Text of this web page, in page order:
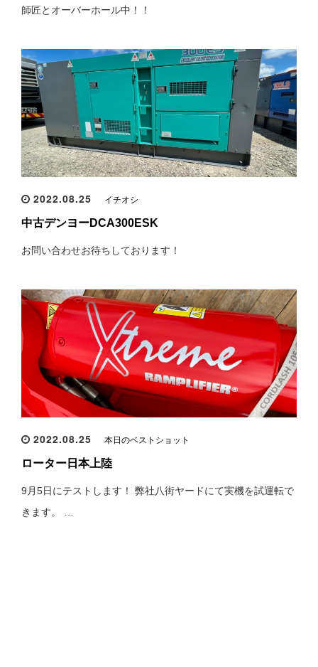
師匠とオーバーホール中！！
2022.08.25 イチオシ
中古デンヨーDCA300ESK
お問い合わせお待ちしております！
2022.08.25 本日のベストショット
ローター日本上陸
9月5日にテストします！ 弊社八街ヤードにて実機を試運転で
きます。 …